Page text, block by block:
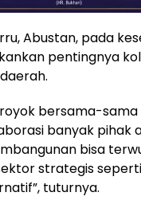
Abustan, pada
pentingnya
bersama-
banyak pihak
bisa
strategis
tuturnya.